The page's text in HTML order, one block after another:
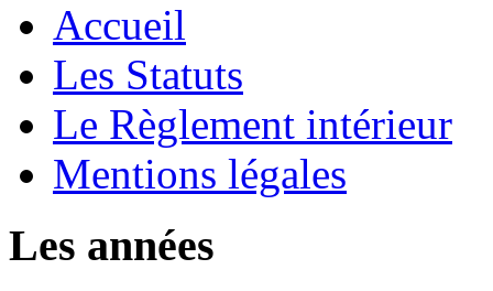
Accueil
Les Statuts
Le Règlement intérieur
Mentions légales
Les années